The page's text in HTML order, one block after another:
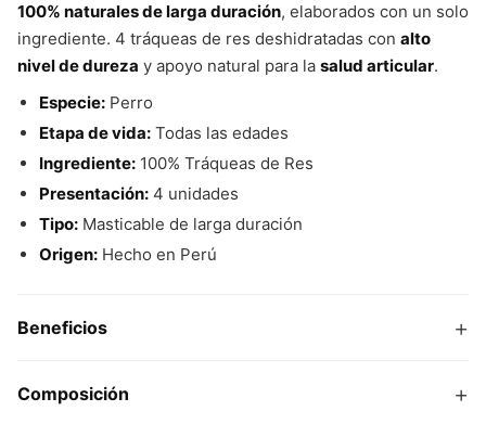
100% naturales de larga duración, elaborados con un solo
ingrediente. 4 tráqueas de res deshidratadas con alto
nivel de dureza y apoyo natural para la salud articular.
Especie:Perro
Etapa de vida:Todas las edades
Ingrediente:100% Tráqueas de Res
Presentación:4 unidades
Tipo:Masticable de larga duración
Origen:Hecho en Perú
Beneficios +
Composición +